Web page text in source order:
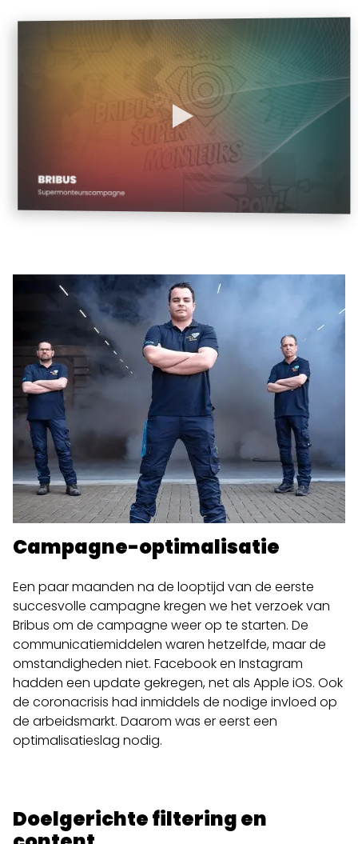
Campagne-optimalisatie
Een paar maanden na de looptijd van de eerste
succesvolle campagne kregen we het verzoek van
Bribus om de campagne weer op te starten. De
communicatiemiddelen waren hetzelfde, maar de
omstandigheden niet. Facebook en Instagram
hadden een update gekregen, net als Apple iOS. Ook
de coronacrisis had inmiddels de nodige invloed op
de arbeidsmarkt. Daarom was er eerst een
optimalisatieslag nodig.
Doelgerichte filtering en